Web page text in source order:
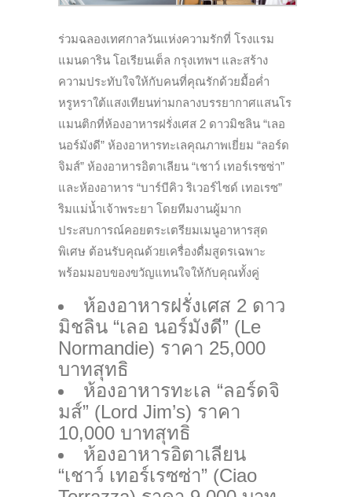
ร่วมฉลองเทศกาลวันแห่งความรักที่ โรงแรม
แมนดาริน โอเรียนเต็ล กรุงเทพฯ และสร้าง
ความประทับใจให้กับคนที่คุณรักด้วยมื้อค่ำ
หรูหราใต้แสงเทียนท่ามกลางบรรยากาศแสนโร
แมนติกที่ห้องอาหารฝรั่งเศส 2 ดาวมิชลิน “เลอ
นอร์มังดี” ห้องอาหารทะเลคุณภาพเยี่ยม “ลอร์ด
จิมส์” ห้องอาหารอิตาเลียน “เชาว์ เทอร์เรซซ่า”
และห้องอาหาร “บาร์บีคิว ริเวอร์ไซด์ เทอเรซ”
ริมแม่น้ำเจ้าพระยา โดยทีมงานผู้มาก
ประสบการณ์คอยตระเตรียมเมนูอาหารสุด
พิเศษ ต้อนรับคุณด้วยเครื่องดื่มสูดรเฉพาะ
พร้อมมอบของขวัญแทนใจให้กับคุณทั้งคู่
ห้องอาหารฝรั่งเศส 2 ดาว
มิชลิน “เลอ นอร์มังดี” (Le
Normandie) ราคา 25,000
บาทสุทธิ
ห้องอาหารทะเล “ลอร์ดจิ
มส์” (Lord Jim’s) ราคา
10,000 บาทสุทธิ
ห้องอาหารอิตาเลียน
“เชาว์ เทอร์เรซซ่า” (Ciao